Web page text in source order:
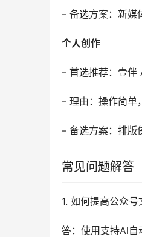
– 备选方案：新媒
个人创作
– 首选推荐：壹伴
– 理由：操作简单
– 备选方案：排版
常见问题解答
1. 如何提高公众号
答：使用支持AI自